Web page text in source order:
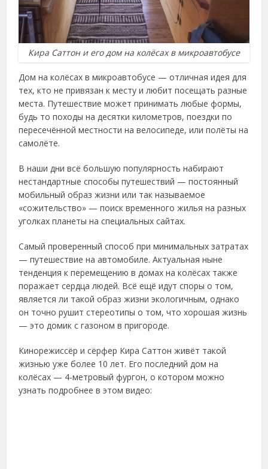
Кира Саттон и его дом на колёсах в микроавтобусе
Дом на колёсах в микроавтобусе — отличная идея для
тех, кто не привязан к месту и любит посещать разные
места. Путешествие может принимать любые формы,
будь то походы на десятки километров, поездки по
пересечённой местности на велосипеде, или полёты на
самолёте.
В наши дни всё большую популярность набирают
нестандартные способы путешествий — постоянный
мобильный образ жизни или так называемое
«сожительство» — поиск временного жилья на разных
уголках планеты на специальных сайтах.
Самый проверенный способ при минимальных затратах
— путешествие на автомобиле. Актуальная ныне
тенденция к перемещению в домах на колёсах также
поражает сердца людей. Всё ещё идут споры о том,
является ли такой образ жизни экологичным, однако
он точно рушит стереотипы о том, что хорошая жизнь
— это домик с газоном в пригороде.
Кинорежиссёр и сёрфер Кира Саттон живёт такой
жизнью уже более 10 лет. Его последний дом на
колёсах — 4-метровый фургон, о котором можно
узнать подробнее в этом видео: